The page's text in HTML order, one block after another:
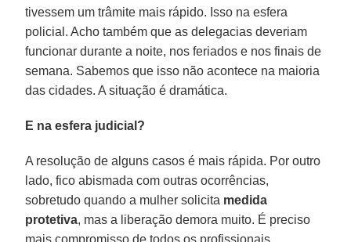
tivessem um trâmite mais rápido. Isso na esfera
policial. Acho também que as delegacias deveriam
funcionar durante a noite, nos feriados e nos finais de
semana. Sabemos que isso não acontece na maioria
das cidades. A situação é dramática.
E na esfera judicial?
A resolução de alguns casos é mais rápida. Por outro
lado, fico abismada com outras ocorrências,
sobretudo quando a mulher solicita medida
protetiva, mas a liberação demora muito. É preciso
mais compromisso de todos os profissionais